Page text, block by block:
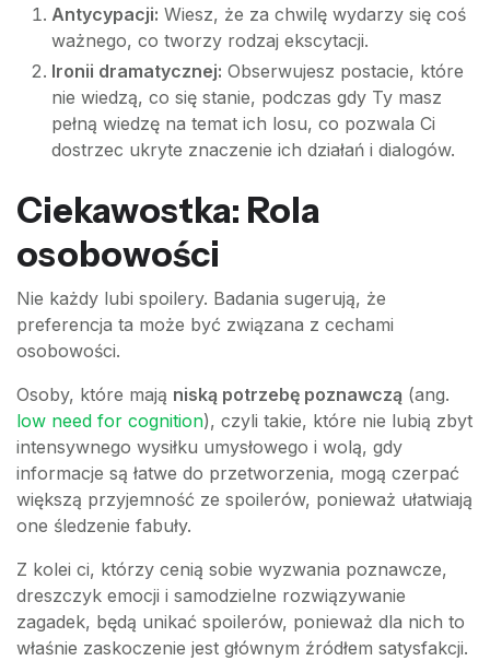
Antycypacji: Wiesz, że za chwilę wydarzy się coś
ważnego, co tworzy rodzaj ekscytacji.
Ironii dramatycznej: Obserwujesz postacie, które
nie wiedzą, co się stanie, podczas gdy Ty masz
pełną wiedzę na temat ich losu, co pozwala Ci
dostrzec ukryte znaczenie ich działań i dialogów.
Ciekawostka: Rola
osobowości
Nie każdy lubi spoilery. Badania sugerują, że
preferencja ta może być związana z cechami
osobowości.
Osoby, które mają niską potrzebę poznawczą (ang.
low need for cognition), czyli takie, które nie lubią zbyt
intensywnego wysiłku umysłowego i wolą, gdy
informacje są łatwe do przetworzenia, mogą czerpać
większą przyjemność ze spoilerów, ponieważ ułatwiają
one śledzenie fabuły.
Z kolei ci, którzy cenią sobie wyzwania poznawcze,
dreszczyk emocji i samodzielne rozwiązywanie
zagadek, będą unikać spoilerów, ponieważ dla nich to
właśnie zaskoczenie jest głównym źródłem satysfakcji.